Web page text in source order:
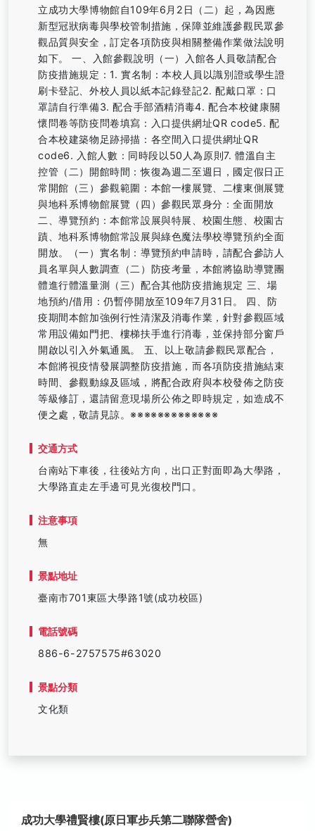
立成功大學博物館自109年6月2日（二）起，為因應
新型冠狀病毒與學校管制措施，保障並維護參觀民眾參
觀品質與安全，訂定各項防疫與相關整備作業做法說明
如下。 一、入館參觀說明（一）入館各人員敬請配合
防疫措施規定：1. 實名制：本校人員以識別證或學生證
刷卡登記、外校人員以紙本記錄登記2. 配戴口罩：口
罩請自行準備3. 配合手部酒精消毒4. 配合本校健康關
懷問卷等防疫問卷填寫：入口提供網址QR code5. 配
合本校建築物足跡掃描：各空間入口提供網址QR
code6. 入館人數：同時段以50人為原則7. 體溫自主
控管（二）開館時間：恢復為週二至週日，國定假日正
常開館（三）參觀範圍：本館一樓展覽、二樓東側展覽
與地科系博物館展覽（四）參觀民眾身分：全面開放
二、導覽預約：本館常設展與特展、校園生態、校園古
蹟、地科系博物館常設展與綠色魔法學校導覽預約全面
開放。（一）實名制：導覽預約申請時，請配合參訪人
員名單與人數調查（二）防疫考量，本館將協助導覽團
體進行體溫量測（三）配合其他防疫措施規定 三、場
地預約/借用：仍暫停開放至109年7月31日。 四、防
疫期間本館加強例行性清潔及消毒作業，針對參觀區域
常用設備如門把、樓梯扶手進行消毒，並保持部分窗戶
開啟以引入外氣通風。 五、以上敬請參觀民眾配合，
本館將視疫情發展調整防疫措施，而各項防疫措施結束
時間、參觀動線及區域，將配合政府與本校發佈之防疫
等級修訂，還請留意現場所公佈之即時規定，如造成不
便之處，敬請見諒。※​​​​​​​※​​​​​​​※​​​​​​​※​​​​​​​※​​​​​​​※​​​​​​​※​​​​​​​※​​​​​​​※​​​​​​​※​​​​​​​※​​​​​​​※​​​​​​​※​​​​​​​
交通方式
台南站下車後，往後站方向，出口正對面即為大學路，
大學路直走左手邊可見光復校門口。
注意事項
無
景點地址
臺南市701東區大學路1號(成功校區)
電話號碼
886-6-2757575#63020
景點分類
文化類
成功大學禮賢樓(原日軍步兵第二聯隊營舍)